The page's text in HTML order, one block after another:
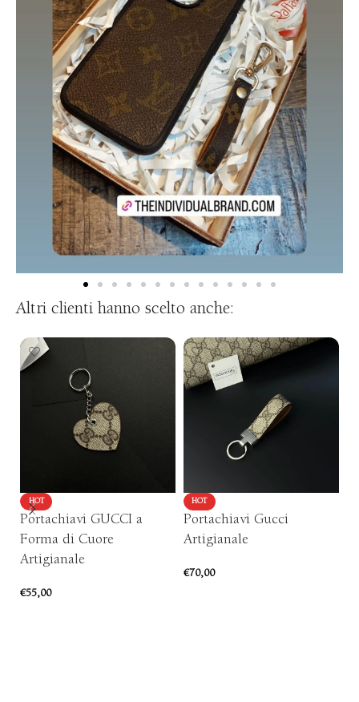
Altri clienti hanno scelto anche:
HOT
Portachiavi GUCCI a
Forma di Cuore
Artigianale
€55,00
HOT
Portachiavi Gucci
Artigianale
€70,00